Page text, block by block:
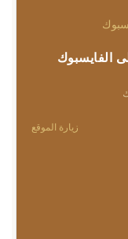
الفايسبوك
زيارة الموقع